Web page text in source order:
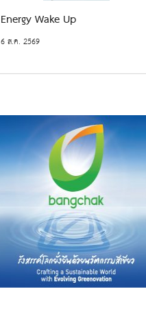
Energy Wake Up
6 ส.ค. 2569